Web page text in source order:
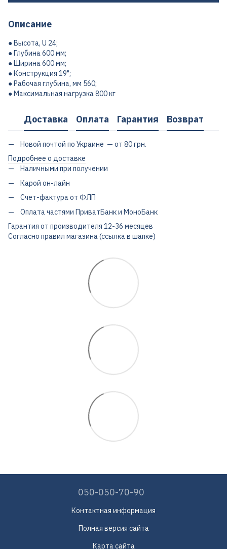
Описание
● Высота, U 24;
● Глубина 600 мм;
● Ширина 600 мм;
● Конструкция 19";
● Рабочая глубина, мм 560;
● Максимальная нагрузка 800 кг
Доставка Оплата Гарантия Возврат
Новой почтой по Украине — от 80 грн.
Подробнее о доставке
Наличными при получении
Карой он-лайн
Счет-фактура от ФЛП
Оплата частями ПриватБанк и МоноБанк
Гарантия от производителя 12-36 месяцев
Согласно правил магазина (ссылка в шапке)
050-050-70-90
Контактная информация
Полная версия сайта
Карта сайта